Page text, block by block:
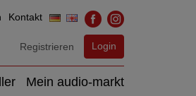
Kontakt
Registrieren Login
Mein audio-markt